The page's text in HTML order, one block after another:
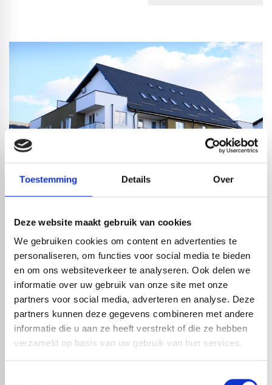
Toestemming Details Over
Deze website maakt gebruik van cookies
We gebruiken cookies om content en advertenties te
personaliseren, om functies voor social media te bieden
en om ons websiteverkeer te analyseren. Ook delen we
informatie over uw gebruik van onze site met onze
partners voor social media, adverteren en analyse. Deze
partners kunnen deze gegevens combineren met andere
informatie die u aan ze heeft verstrekt of die ze hebben
verzameld op basis van uw gebruik van hun services.
De Classic dakpanplaat is een duurzame en stijlvolle
metalen dakbedekking met de uitstraling van traditionele
dakpannen. Geprofileerd in verzinkt staal (Z225-Z275) met
matte coating, biedt deze plaat een authentieke, tijdloze
look die perfect past bij zowel nieuwbouw als renovatie.
Dankzij de matte afwerking worden reflecties
geminimaliseerd en blijft het dak langdurig schoon. De
Classic dakpanplaten zijn kleurvast, vorstbestendig en
eenvoudig te verwerken dankzij slimme pasvormen.